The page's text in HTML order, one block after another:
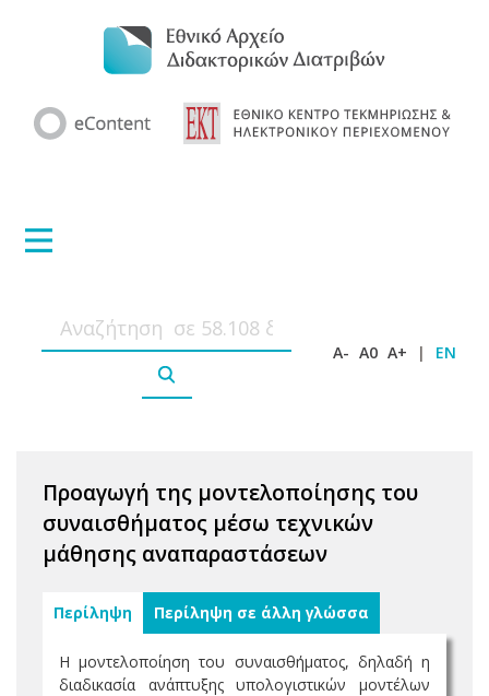
A- A0 A+ | EN
Προαγωγή της μοντελοποίησης του
συναισθήματος μέσω τεχνικών
μάθησης αναπαραστάσεων
Περίληψη Περίληψη σε άλλη γλώσσα
Η μοντελοποίηση του συναισθήματος, δηλαδή η
διαδικασία ανάπτυξης υπολογιστικών μοντέλων